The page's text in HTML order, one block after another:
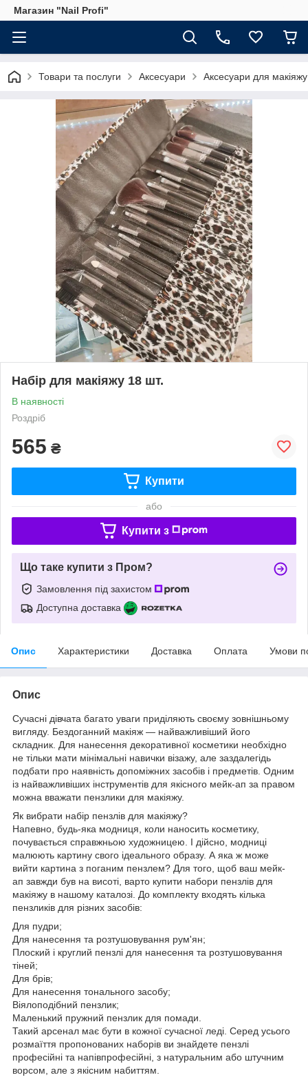
Магазин "Nail Profi"
Товари та послуги Аксесуари Аксесуари для макіяжу
Набір для макіяжу 18 шт.
В наявності
Роздріб
565 ₴
Купити
або
Купити з
Що таке купити з Пром?
Замовлення під захистом
Доступна доставка
Опис Характеристики Доставка Оплата Умови
Опис
Сучасні дівчата багато уваги приділяють своєму зовнішньому
вигляду. Бездоганний макіяж — найважливіший його
складник. Для нанесення декоративної косметики необхідно
не тільки мати мінімальні навички візажу, але заздалегідь
подбати про наявність допоміжних засобів і предметів. Одним
із найважливіших інструментів для якісного мейк-ап за правом
можна вважати пензлики для макіяжу.
Як вибрати набір пензлів для макіяжу?
Напевно, будь-яка модниця, коли наносить косметику,
почувається справжньою художницею. І дійсно, модниці
малюють картину свого ідеального образу. А яка ж може
вийти картина з поганим пензлем? Для того, щоб ваш мейк-
ап завжди був на висоті, варто купити набори пензлів для
макіяжу в нашому каталозі. До комплекту входять кілька
пензликів для різних засобів:
Для пудри;
Для нанесення та розтушовування рум'ян;
Плоский і круглий пензлі для нанесення та розтушовування
тіней;
Для брів;
Для нанесення тонального засобу;
Віялоподібний пензлик;
Маленький пружний пензлик для помади.
Такий арсенал має бути в кожної сучасної леді. Серед усього
розмаїття пропонованих наборів ви знайдете пензлі
професійні та напівпрофесійні, з натуральним або штучним
ворсом, але з якісним набиттям.